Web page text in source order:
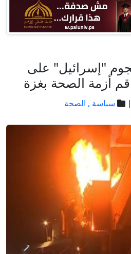
"إسرائيل" على
أزمة الصحة بغزة
سياسة , الصحة